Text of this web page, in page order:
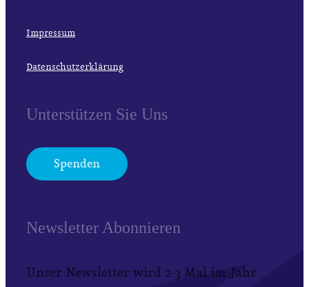
Impressum
Datenschutzerklärung
Unterstützen Sie Uns
Spenden
Newsletter Abonnieren
Unser Newsletter wird 2-3 Mal im Jahr